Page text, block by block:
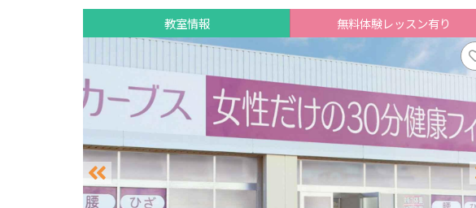
教室情報 無料体験レッスン有り